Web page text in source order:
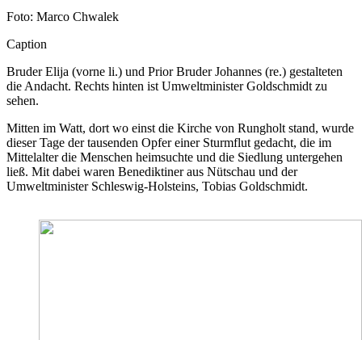
Foto: Marco Chwalek
Caption
Bruder Elija (vorne li.) und Prior Bruder Johannes (re.) gestalteten
die Andacht. Rechts hinten ist Umweltminister Goldschmidt zu
sehen.
Mitten im Watt, dort wo einst die Kirche von Rungholt stand, wurde
dieser Tage der tausenden Opfer einer Sturmflut gedacht, die im
Mittelalter die Menschen heimsuchte und die Siedlung untergehen
ließ. Mit dabei waren Benediktiner aus Nütschau und der
Umweltminister Schleswig-Holsteins, Tobias Goldschmidt.